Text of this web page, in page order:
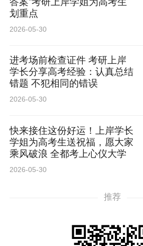
划重点
2026-05-30
进考场前检查证件 考研上岸
学长分享高考经验：认真总结
错题 不犯相同的错误
2026-05-30
快来接住这份好运！上岸学长
学姐为高考生送祝福，愿大家
乘风破浪 全都考上心仪大学
2026-05-30
推荐